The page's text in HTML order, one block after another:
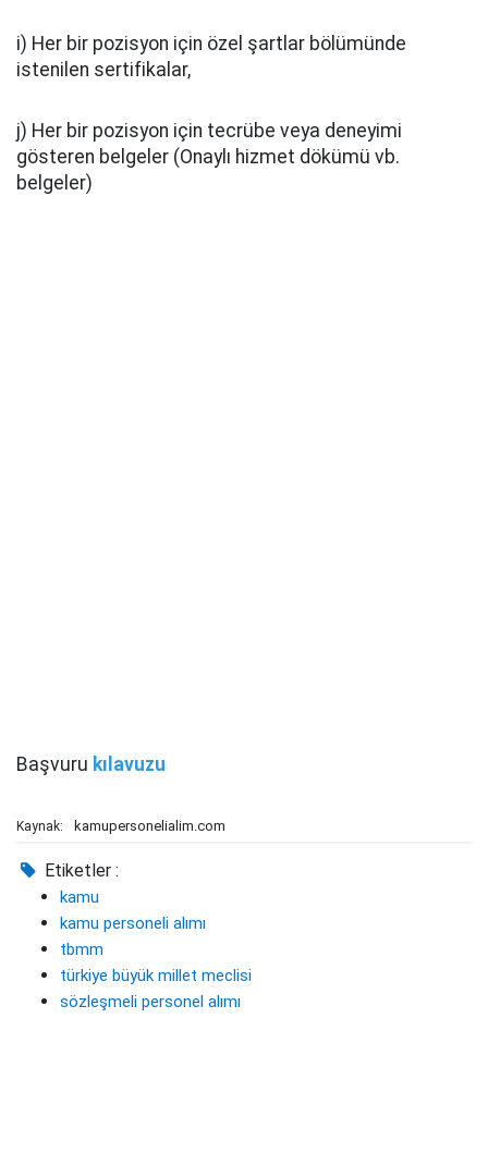
i) Her bir pozisyon için özel şartlar bölümünde
istenilen sertifikalar,
j) Her bir pozisyon için tecrübe veya deneyimi
gösteren belgeler (Onaylı hizmet dökümü vb.
belgeler)
Başvuru kılavuzu
Kaynak: kamupersonelialim.com
Etiketler :
kamu
kamu personeli alımı
tbmm
türkiye büyük millet meclisi
sözleşmeli personel alımı